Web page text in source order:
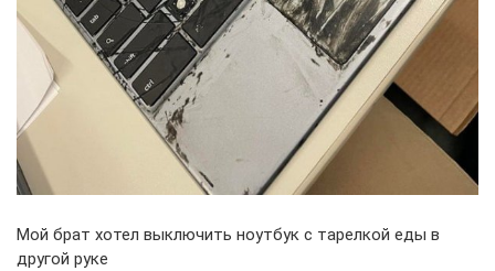
Мой брат хотел выключить ноутбук с тарелкой еды в
другой руке